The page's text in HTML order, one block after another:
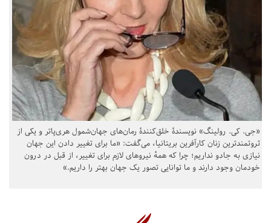
«جی. کی. رولینگ» نویسندهٔ خلق‌کنندهٔ رمان‌های جهان‌شمول هری‌پاتر و یکی از
ثروتمندترین زنان کارآفرین بریتانیا، می‌گفت: «ما برای تغییر دادن این جهان
نیازی به جادو نداریم؛ چرا که همهٔ نیروهای لازم برای تغییر، از قبل در درون
خودمان وجود دارند و ما توانایی تصور یک جهان بهتر را داریم.»